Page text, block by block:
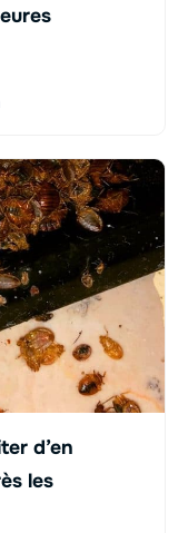
d’en
les